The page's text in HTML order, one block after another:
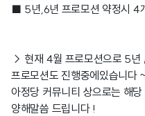
■ 5년,6년 프로모션 약정시 4
→ 현재 4월 프로모션으로 5년
프로모션도 진행중에있습니다
아정당 커뮤니티 상으로는 해
양해말씀 드립니다 !